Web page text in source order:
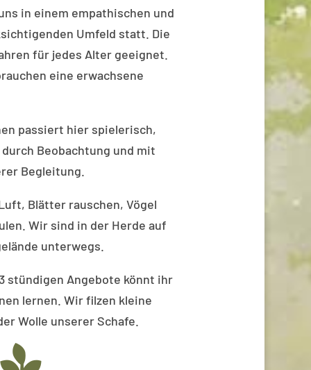
in einem empathischen und
Umfeld statt. Die
für jedes Alter geeignet.
eine erwachsene
passiert hier spielerisch,
Beobachtung und mit
Begleitung.
Blätter rauschen, Vögel
Wir sind in der Herde auf
unterwegs.
stündigen Angebote könnt ihr
lernen. Wir filzen kleine
Wolle unserer Schafe.